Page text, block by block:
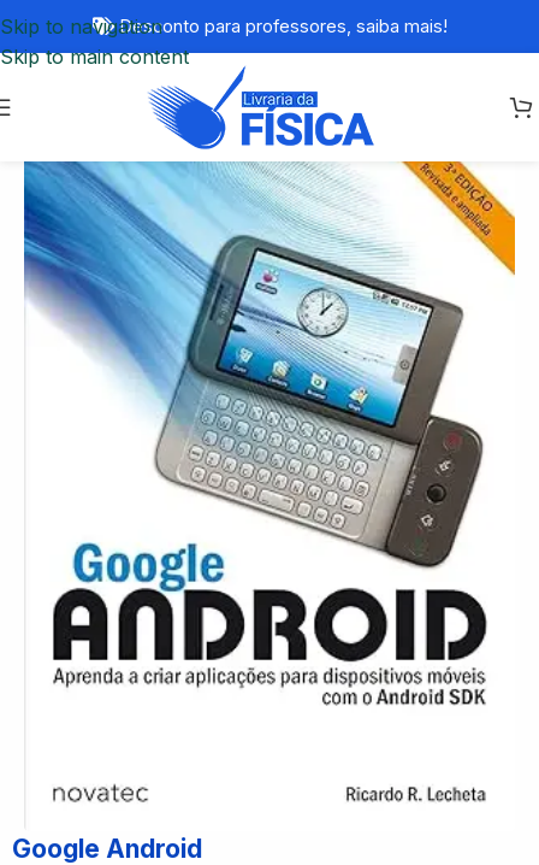
Skip to navigation
Skip to main content
Desconto para professores, saiba mais!
Google Android